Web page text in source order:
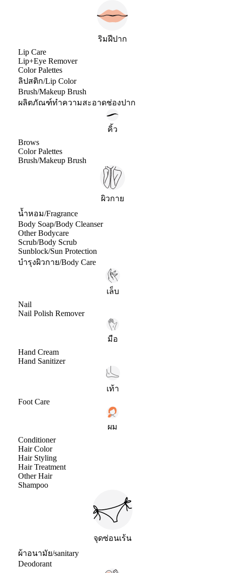
ริมฝีปาก
Lip Care
Lip+Eye Remover
Color Palettes
ลิปสติก/Lip Color
Brush/Makeup Brush
ผลิตภัณฑ์ทำความสะอาดช่องปาก
คิ้ว
Brows
Color Palettes
Brush/Makeup Brush
ผิวกาย
น้ำหอม/Fragrance
Body Soap/Body Cleanser
Other Bodycare
Scrub/Body Scrub
Sunblock/Sun Protection
บำรุงผิวกาย/Body Care
เล็บ
Nail
Nail Polish Remover
มือ
Hand Cream
Hand Sanitizer
เท้า
Foot Care
ผม
Conditioner
Hair Color
Hair Styling
Hair Treatment
Other Hair
Shampoo
จุดซ่อนเร้น
ผ้าอนามัย/sanitary
Deodorant